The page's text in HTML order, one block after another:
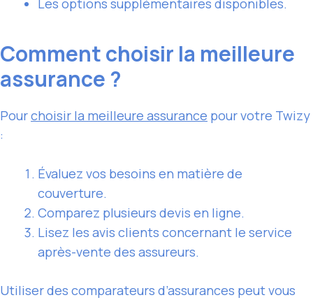
Les options supplémentaires disponibles.
Comment choisir la meilleure
assurance ?
Pourchoisir la meilleure assurance pour votre Twizy
:
Évaluez vos besoins en matière de
couverture.
Comparez plusieurs devis en ligne.
Lisez les avis clients concernant le service
après-vente des assureurs.
Utiliser des comparateurs d’assurances peut vous